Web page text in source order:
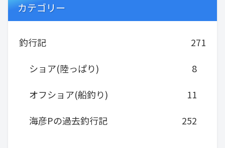
カテゴリー
釣行記
271
ショア(陸っぱり)
8
オフショア(船釣り)
11
海彦Pの過去釣行記
252